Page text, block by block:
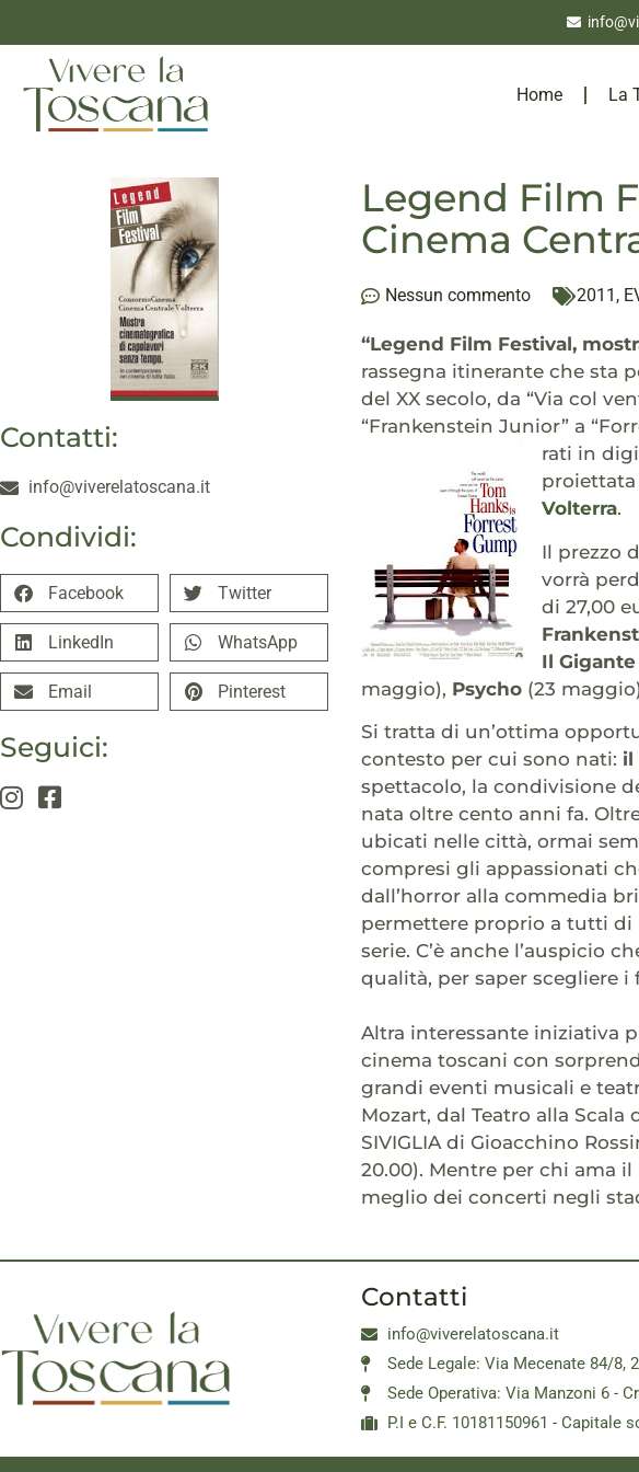
Home La
Contatti:
info@viverelatoscana.it
Condividi:
Facebook Twitter
LinkedIn WhatsApp
Email Pinterest
Seguici:
Legend Film
Cinema
Nessun commento 2011 ,
“Legend Film Festival,
rassegna itinerante che sta
del XX secolo, da “Via col
“Frankenstein Junior” a
rati in
proiettata
Volterra.
Il prezzo
vorrà
di 27,00
Il Gigante
maggio), Psycho (23
Si tratta di un’ottima
contesto per cui sono nati: il
spettacolo, la condivisione
nata oltre cento anni fa.
ubicati nelle città, ormai
compresi gli appassionati
dall’horror alla commedia
permettere proprio a tutti di
serie. C’è anche l’auspicio
qualità, per saper scegliere i
Altra interessante iniziativa
cinema toscani con
grandi eventi musicali e
Mozart, dal Teatro alla Scala
SIVIGLIA di Gioacchino
20.00). Mentre per chi ama il
meglio dei concerti negli
Contatti
info@viverelatoscana.it
Sede Legale: Via Mecenate 84/8,
Sede Operativa: Via Manzoni 6 -
P.I e C.F. 10181150961 - Capitale